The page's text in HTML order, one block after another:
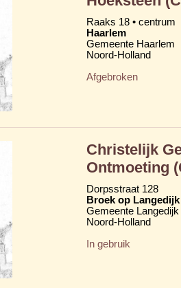
Raaks 18 • centrum
Haarlem
Gemeente Haarlem
Noord-Holland
Afgebroken
Christelijk
Ontmoeting
Dorpsstraat 128
Broek op Langedijk
Gemeente Langedijk
Noord-Holland
In gebruik